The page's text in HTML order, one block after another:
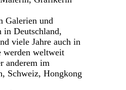
Galerien und
in Deutschland,
viele Jahre auch in
werden weltweit
anderem im
Schweiz, Hongkong